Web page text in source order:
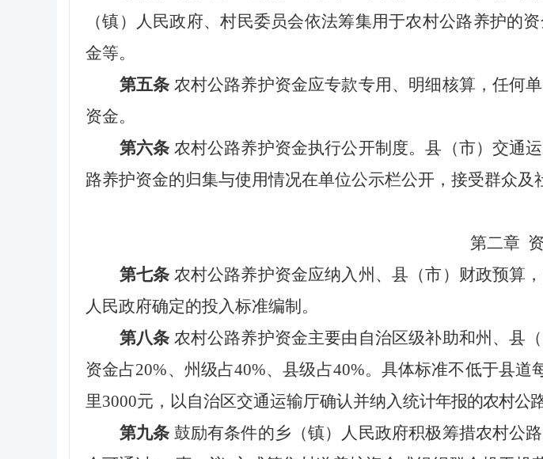
（镇）人民政府、村民委员会依法筹集用于农村公路养护的
金等。
第五条 农村公路养护资金应专款专用、明细核算，任何单
资金。
第六条 农村公路养护资金执行公开制度。县（市）交通
路养护资金的归集与使用情况在单位公示栏公开，接受群众及
第二章
第七条 农村公路养护资金应纳入州、县（市）财政预算
人民政府确定的投入标准编制。
第八条 农村公路养护资金主要由自治区级补助和州、县
资金占20%、州级占40%、县级占40%。具体标准不低于县
里3000元，以自治区交通运输厅确认并纳入统计年报的农村公
第九条 鼓励有条件的乡（镇）人民政府积极筹措农村公